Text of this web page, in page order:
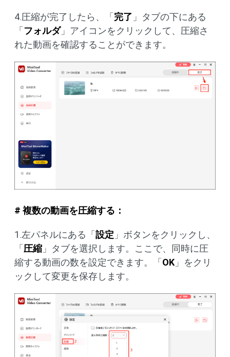
4.圧縮が完了したら、「 完了 」タブの下にある
「 フォルダ」アイコンをクリックして、圧縮さ
れた動画を確認することができます。
# 複数の動画を圧縮する：
1.左パネルにある「 設定 」ボタンをクリックし、
「 圧縮 」タブを選択します。ここで、同時に圧
縮する動画の数を設定できます。「 OK 」をクリ
ックして変更を保存します。